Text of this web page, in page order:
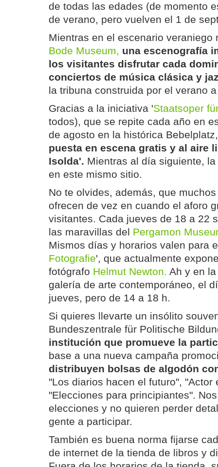
de todas las edades (de momento
de verano, pero vuelven el 1 de
Mientras en el escenario veraniego
Bode Museum, una escenografía
los visitantes disfrutar cada
conciertos de música clásica y
la tribuna construida por el verano
Gracias a la iniciativa 'Staatsoper
todos), que se repite cada año en
de agosto en la histórica
puesta en escena gratis y al aire
Isolda'. Mientras al día siguiente, la
en este mismo sitio.
No te olvides, además, que
ofrecen de vez en cuando el aforo
visitantes. Cada jueves de 18 a 22
las maravillas del Pergamon
Mismos días y horarios valen para
Fotografie', que actualmente
fotógrafo Helmut Newton. Ah y en
galería de arte contemporáneo, el
jueves, pero de 14 a 18 h.
Si quieres llevarte un insólito
Bundeszentrale für Politische
institución que promueve la
base a una nueva campaña
distribuyen bolsas de algodón
"Los diarios hacen el futuro", "Actor
"Elecciones para principiantes".
elecciones y no quieren perder
gente a participar.
También es buena norma fijarse
de internet de la tienda de libros y